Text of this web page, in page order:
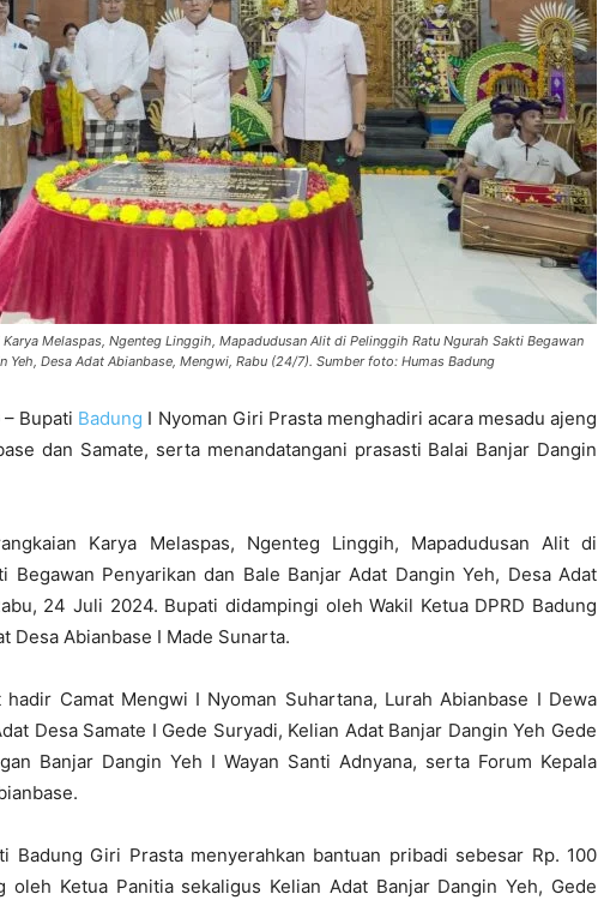
Melaspas, Ngenteg Linggih, Mapadudusan Alit di Pelinggih Ratu Ngurah Sakti Begawan
Yeh, Desa Adat Abianbase, Mengwi, Rabu (24/7). Sumber foto: Humas Badung
– Bupati Badung I Nyoman Giri Prasta menghadiri acara mesadu ajeng
dan Samate, serta menandatangani prasasti Balai Banjar Dangin
Karya Melaspas, Ngenteg Linggih, Mapadudusan Alit di
Begawan Penyarikan dan Bale Banjar Adat Dangin Yeh, Desa Adat
24 Juli 2024. Bupati didampingi oleh Wakil Ketua DPRD Badung
Desa Abianbase I Made Sunarta.
Camat Mengwi I Nyoman Suhartana, Lurah Abianbase I Dewa
Desa Samate I Gede Suryadi, Kelian Adat Banjar Dangin Yeh Gede
Banjar Dangin Yeh I Wayan Santi Adnyana, serta Forum Kepala
Badung Giri Prasta menyerahkan bantuan pribadi sebesar Rp. 100
oleh Ketua Panitia sekaligus Kelian Adat Banjar Dangin Yeh, Gede